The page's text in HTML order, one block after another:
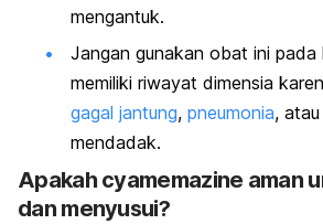
mengantuk.
Jangan gunakan obat ini pada
memiliki riwayat dimensia
gagal jantung, pneumonia,
mendadak.
Apakah cyamemazine aman
dan menyusui?